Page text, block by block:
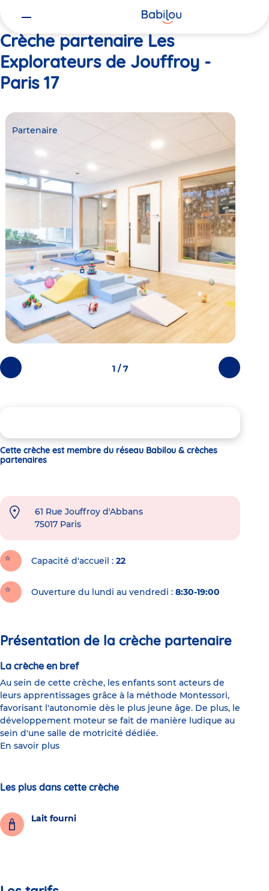
Crèche partenaire Les
Explorateurs de Jouffroy -
Paris 17
Photos
précédentes
Photos
suivantes
Partenaire
1 / 7
Cette crèche est membre du réseau Babilou & crèches
partenaires
61 Rue Jouffroy d'Abbans
75017 Paris
Capacité d'accueil 22
Ouverture du lundi au vendredi : 8:30-19:00
Présentation de la crèche partenaire
La crèche en bref
Au sein de cette crèche, les enfants sont acteurs de
leurs apprentissages grâce à la méthode Montessori,
favorisant l'autonomie dès le plus jeune âge. De plus, le
développement moteur se fait de manière ludique au
sein d'une salle de motricité dédiée.
En savoir plus
Les plus dans cette crèche
Lait fourni